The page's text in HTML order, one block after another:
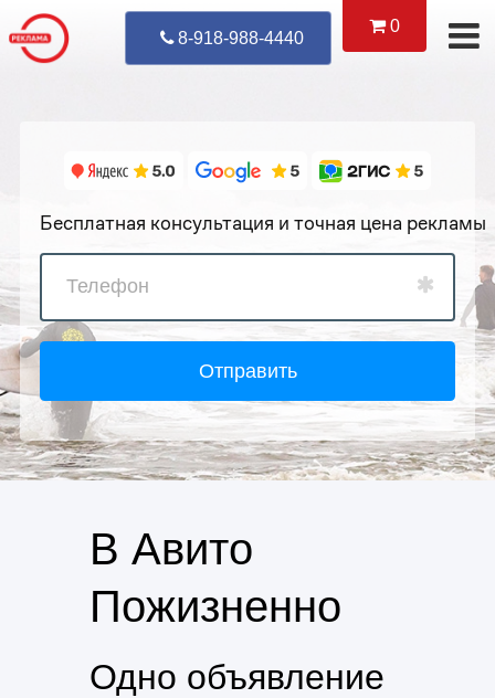
0
8-918-988-4440 Уже
Бесплатная консультация и точная цена рекламы
Отправить
В Авито
Пожизненно
Одно объявление